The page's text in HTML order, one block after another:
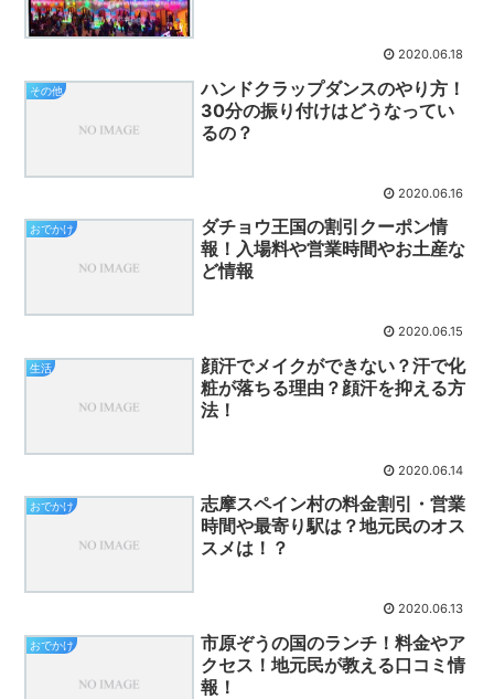
2020.06.18
その他
ハンドクラップダンスのやり方！
30分の振り付けはどうなってい
るの？
2020.06.16
おでかけ
ダチョウ王国の割引クーポン情
報！入場料や営業時間やお土産な
ど情報
2020.06.15
生活
顔汗でメイクができない？汗で化
粧が落ちる理由？顔汗を抑える方
法！
2020.06.14
おでかけ
志摩スペイン村の料金割引・営業
時間や最寄り駅は？地元民のオス
スメは！？
2020.06.13
おでかけ
市原ぞうの国のランチ！料金やア
クセス！地元民が教える口コミ情
報！